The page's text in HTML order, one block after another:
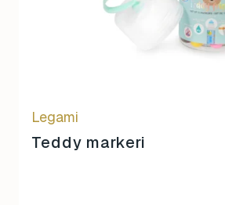
Legami
Teddy markeri